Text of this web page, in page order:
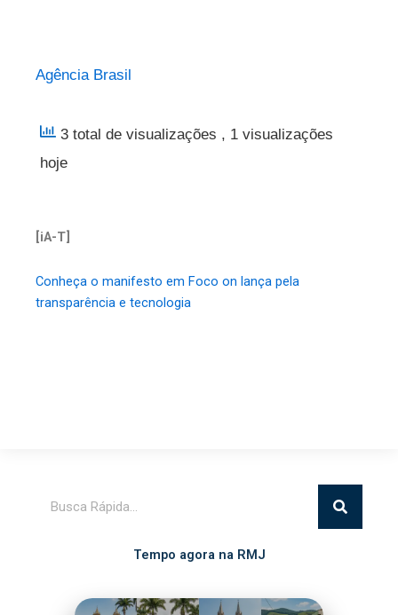
Agência Brasil
3 total de visualizações , 1 visualizações
hoje
[iA-T]
Conheça o manifesto em Foco on lança pela
transparência e tecnologia
Tempo agora na RMJ